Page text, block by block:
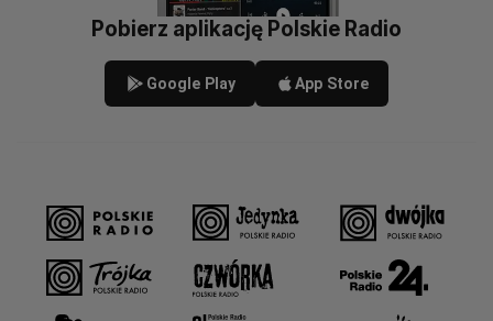
Pobierz aplikację Polskie Radio
Google Play App Store